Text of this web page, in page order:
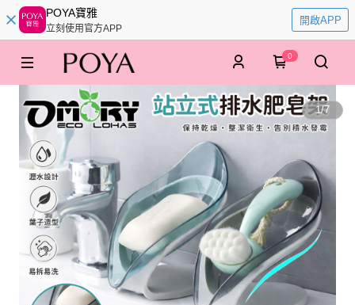
POYA寶雅
立刻使用官方APP
開啟APP
0
1/7